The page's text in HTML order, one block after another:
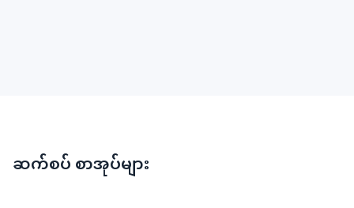
ဆက်စပ် စာအုပ်များ